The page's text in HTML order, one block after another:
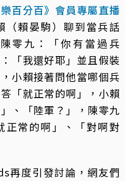
樂百分百》會員專屬直播
（賴晏駒）聊到當兵話
零九：「你有當過兵
「我還好耶」並且假裝
小賴接著問他當哪個兵
「就正常的啊」，小賴
、「陸軍？」，陳零九
正常的啊」、「對啊對
再度引發討論，網友們